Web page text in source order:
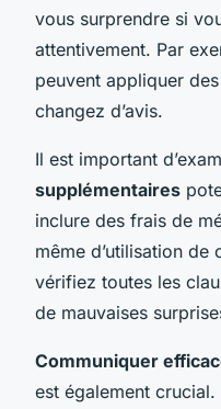
vous surprendre si
attentivement. Par
peuvent appliquer
changez d’avis.
Il est important
supplémentaires
inclure des frais de
même d’utilisation de
vérifiez toutes les
de mauvaises
Communiquer
est également